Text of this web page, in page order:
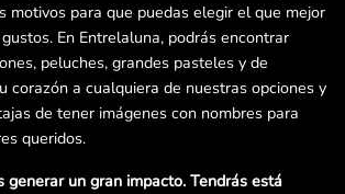
motivos para que puedas elegir el que mejor
En Entrelaluna, podrás encontrar
peluches, grandes pasteles y de
corazón a cualquiera de nuestras opciones y
de tener imágenes con nombres para
queridos.
generar un gran impacto. Tendrás está